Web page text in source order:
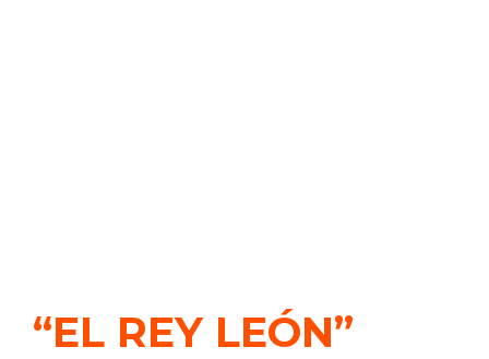
“EL REY LEÓN”